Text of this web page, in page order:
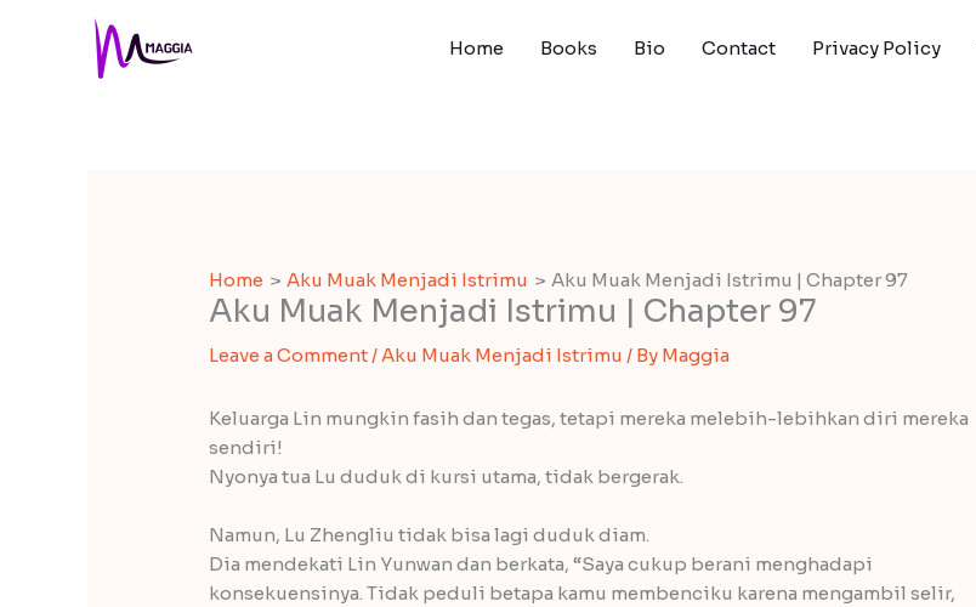
Home Books Bio Contact Privacy Policy
Home Aku Muak Menjadi Istrimu Aku Muak Menjadi Istrimu | Chapter 97
Aku Muak Menjadi Istrimu | Chapter 97
Leave a Comment/Aku Muak Menjadi Istrimu / By Maggia
Keluarga Lin mungkin fasih dan tegas, tetapi mereka melebih-lebihkan diri mereka
sendiri!
Nyonya tua Lu duduk di kursi utama, tidak bergerak.
Namun, Lu Zhengliu tidak bisa lagi duduk diam.
Dia mendekati Lin Yunwan dan berkata, “Saya cukup berani menghadapi
konsekuensinya. Tidak peduli betapa kamu membenciku karena mengambil selir,